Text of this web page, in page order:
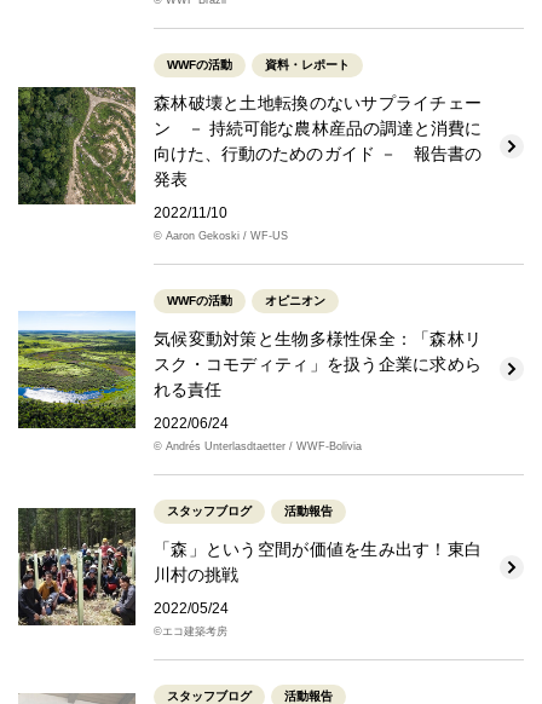
WWFの活動 資料・レポート
森林破壊と土地転換のないサプライチェー
ン － 持続可能な農林産品の調達と消費に
向けた、行動のためのガイド － 報告書の
発表
2022/11/10
© Aaron Gekoski / WF-US
WWFの活動 オピニオン
気候変動対策と生物多様性保全：「森林リ
スク・コモディティ」を扱う企業に求めら
れる責任
2022/06/24
© Andrés Unterlasdtaetter / WWF-Bolivia
スタッフブログ 活動報告
「森」という空間が価値を生み出す！東白
川村の挑戦
2022/05/24
©エコ建築考房
スタッフブログ 活動報告